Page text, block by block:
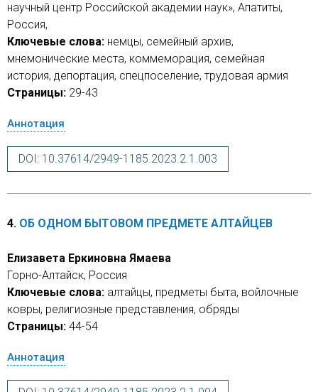
научный центр Российской академии наук», Апатиты,
Россия,
Ключевые слова: немцы, семейный архив,
мнемонические места, коммеморация, семейная
история, депортация, спецпоселение, трудовая армия
Страницы: 29-43
Аннотация
DOI: 10.37614/2949-1185.2023.2.1.003
4. ОБ ОДНОМ БЫТОВОМ ПРЕДМЕТЕ АЛТАЙЦЕВ
Елизавета Еркиновна Ямаева
Горно-Алтайск, Россия
Ключевые слова: алтайцы, предметы быта, войлочные
ковры, религиозные представления, обряды
Страницы: 44-54
Аннотация